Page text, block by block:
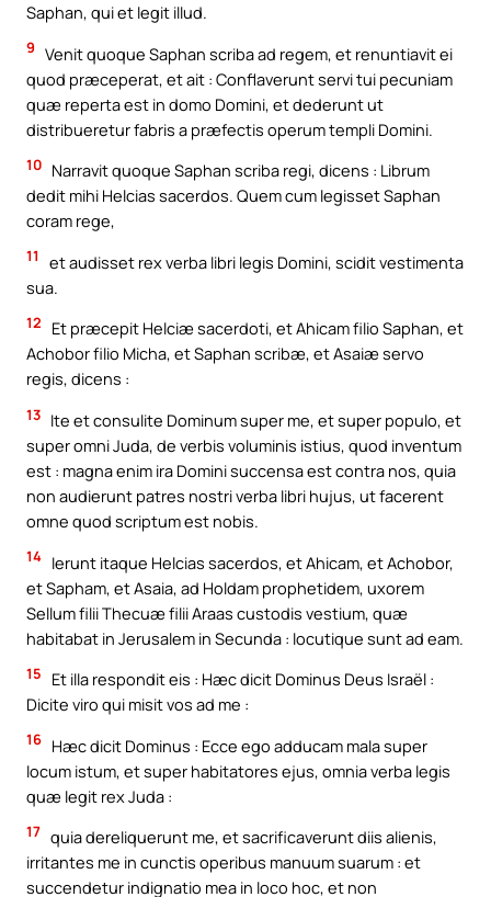
Saphan, qui et legit illud.
9 Venit quoque Saphan scriba ad regem, et renuntiavit ei
quod præceperat, et ait : Conflaverunt servi tui pecuniam
quæ reperta est in domo Domini, et dederunt ut
distribueretur fabris a præfectis operum templi Domini.
10 Narravit quoque Saphan scriba regi, dicens : Librum
dedit mihi Helcias sacerdos. Quem cum legisset Saphan
coram rege,
11
et audisset rex verba libri legis Domini, scidit vestimenta
sua.
12
Et præcepit Helciæ sacerdoti, et Ahicam filio Saphan, et
Achobor filio Micha, et Saphan scribæ, et Asaiæ servo
regis, dicens :
13 Ite et consulite Dominum super me, et super populo, et
super omni Juda, de verbis voluminis istius, quod inventum
est : magna enim ira Domini succensa est contra nos, quia
non audierunt patres nostri verba libri hujus, ut facerent
omne quod scriptum est nobis.
14 Ierunt itaque Helcias sacerdos, et Ahicam, et Achobor,
et Sapham, et Asaia, ad Holdam prophetidem, uxorem
Sellum filii Thecuæ filii Araas custodis vestium, quæ
habitabat in Jerusalem in Secunda : locutique sunt ad eam.
15
Et illa respondit eis : Hæc dicit Dominus Deus Israël :
Dicite viro qui misit vos ad me :
16 Hæc dicit Dominus : Ecce ego adducam mala super
locum istum, et super habitatores ejus, omnia verba legis
quæ legit rex Juda :
17 quia dereliquerunt me, et sacrificaverunt diis alienis,
irritantes me in cunctis operibus manuum suarum : et
succendetur indignatio mea in loco hoc, et non